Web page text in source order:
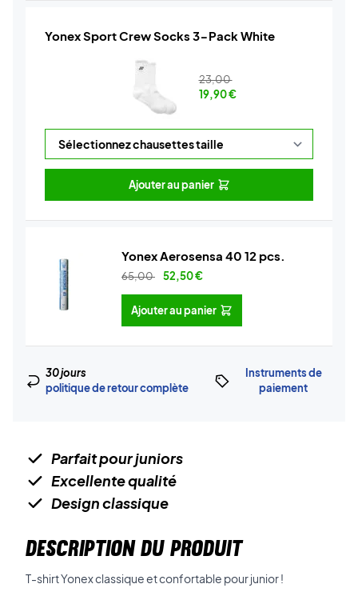
Yonex Sport Crew Socks 3-Pack White
23,00
19,90€
Ajouter au panier
Yonex Aerosensa 40 12 pcs.
65,00 52,50€
Ajouter au panier
30 jours
politique de retour complète
Instruments de
paiement
Parfait pour juniors
Excellente qualité
Design classique
DESCRIPTION DU PRODUIT
T-shirt Yonex classique et confortable pour junior !